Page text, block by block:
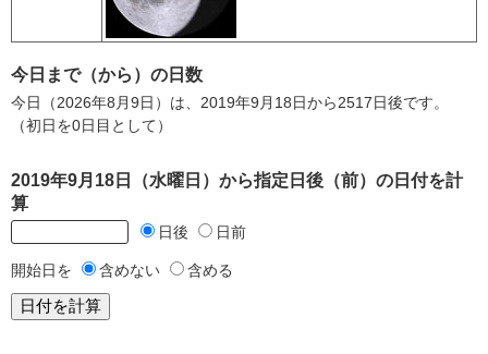
今日まで（から）の日数
今日（2026年8月9日）は、2019年9月18日から2517日後です。
（初日を0日目として）
2019年9月18日（水曜日）から指定日後（前）の日付を計
算
日後 日前
開始日を 含めない 含める